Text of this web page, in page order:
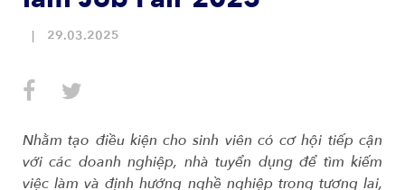
29.03.2025
Nhằm tạo điều kiện cho sinh viên có cơ hội tiếp cận
với các doanh nghiệp, nhà tuyển dụng để tìm kiếm
việc làm và định hướng nghề nghiệp trong tương lai,